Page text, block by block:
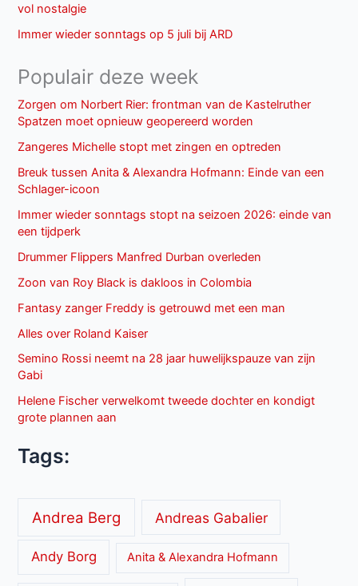
vol nostalgie
Immer wieder sonntags op 5 juli bij ARD
Populair deze week
Zorgen om Norbert Rier: frontman van de Kastelruther
Spatzen moet opnieuw geopereerd worden
Zangeres Michelle stopt met zingen en optreden
Breuk tussen Anita & Alexandra Hofmann: Einde van een
Schlager-icoon
Immer wieder sonntags stopt na seizoen 2026: einde van
een tijdperk
Drummer Flippers Manfred Durban overleden
Zoon van Roy Black is dakloos in Colombia
Fantasy zanger Freddy is getrouwd met een man
Alles over Roland Kaiser
Semino Rossi neemt na 28 jaar huwelijkspauze van zijn
Gabi
Helene Fischer verwelkomt tweede dochter en kondigt
grote plannen aan
Tags:
Andrea Berg Andreas Gabalier
Andy Borg Anita & Alexandra Hofmann